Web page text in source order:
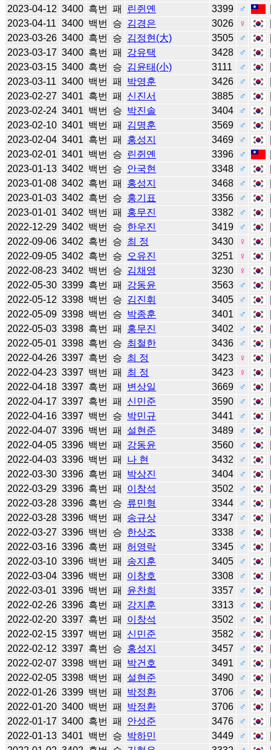
2023-04-12 3400 흑번 패 린쥔옌 3399 ♂
2023-04-11 3400 백번 승 김경은 3026 ♀
2023-03-26 3400 흑번 승 김정현(大) 3505 ♂
2023-03-17 3400 흑번 패 강유택 3428 ♂
2023-03-15 3400 흑번 승 김윤태(小) 3111 ♂
2023-03-11 3400 백번 패 박영훈 3426 ♂
2023-02-27 3401 흑번 패 신진서 3885 ♂
2023-02-24 3401 백번 승 박진솔 3404 ♂
2023-02-10 3401 백번 패 김명훈 3569 ♂
2023-02-04 3401 흑번 패 홍성지 3469 ♂
2023-02-01 3401 백번 승 린쥔옌 3396 ♂
2023-01-13 3402 백번 승 안국현 3348 ♂
2023-01-08 3402 흑번 패 홍성지 3468 ♂
2023-01-03 3402 흑번 승 홍기표 3356 ♂
2023-01-01 3402 백번 패 홍무진 3382 ♂
2022-12-29 3402 백번 승 한우진 3419 ♂
2022-09-06 3402 흑번 승 최 정 3430 ♀
2022-09-05 3402 흑번 승 오유진 3251 ♀
2022-08-23 3402 백번 승 김채영 3230 ♀
2022-05-30 3399 흑번 패 강동윤 3563 ♂
2022-05-12 3398 백번 승 김진휘 3405 ♂
2022-05-09 3398 백번 승 박종훈 3401 ♂
2022-05-03 3398 흑번 패 홍무진 3402 ♂
2022-05-01 3398 흑번 승 최철한 3436 ♂
2022-04-26 3397 흑번 승 최 정 3423 ♀
2022-04-23 3397 백번 패 최 정 3423 ♀
2022-04-18 3397 흑번 패 변상일 3669 ♂
2022-04-17 3397 흑번 패 신민준 3590 ♂
2022-04-16 3397 백번 승 박민규 3441 ♂
2022-04-07 3396 백번 패 설현준 3489 ♂
2022-04-05 3396 백번 패 강동윤 3560 ♂
2022-04-03 3396 백번 패 나 현 3432 ♂
2022-03-30 3396 흑번 패 박상진 3404 ♂
2022-03-29 3396 흑번 패 이창석 3502 ♂
2022-03-28 3396 흑번 승 류민형 3344 ♂
2022-03-28 3396 백번 패 송규상 3347 ♂
2022-03-27 3396 백번 승 한상조 3338 ♂
2022-03-16 3396 흑번 패 허영락 3345 ♂
2022-03-10 3396 백번 패 송지훈 3405 ♂
2022-03-04 3396 백번 패 이창호 3308 ♂
2022-03-01 3396 백번 패 윤찬희 3357 ♂
2022-02-26 3396 흑번 패 강지훈 3313 ♂
2022-02-20 3397 흑번 패 이창석 3502 ♂
2022-02-15 3397 백번 패 신민준 3582 ♂
2022-02-12 3397 흑번 승 홍성지 3457 ♂
2022-02-07 3398 백번 패 박건호 3491 ♂
2022-02-05 3398 백번 패 설현준 3490 ♂
2022-01-26 3399 백번 패 박정환 3706 ♂
2022-01-20 3400 백번 패 박정환 3706 ♂
2022-01-17 3400 흑번 패 안성준 3476 ♂
2022-01-13 3401 백번 승 박하민 3449 ♂